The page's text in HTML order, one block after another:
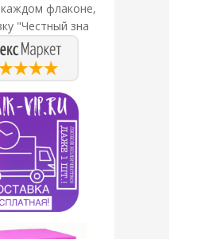
каждом флаконе,
"Честный зна